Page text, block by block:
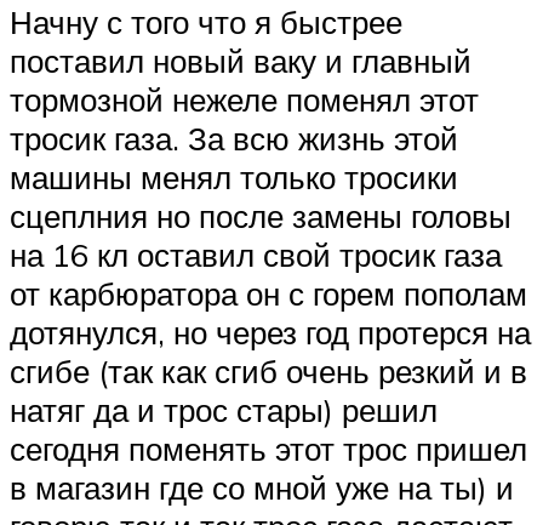
Начну с того что я быстрее
поставил новый ваку и главный
тормозной нежеле поменял этот
тросик газа. За всю жизнь этой
машины менял только тросики
сцеплния но после замены головы
на 16 кл оставил свой тросик газа
от карбюратора он с горем пополам
дотянулся, но через год протерся на
сгибе (так как сгиб очень резкий и в
натяг да и трос стары) решил
сегодня поменять этот трос пришел
в магазин где со мной уже на ты) и